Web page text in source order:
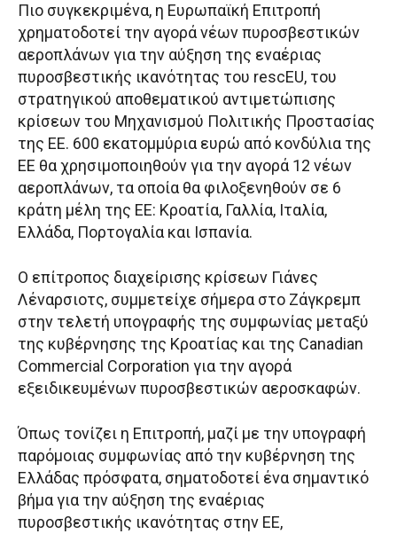
Πιο συγκεκριμένα, η Ευρωπαϊκή Επιτροπή
χρηματοδοτεί την αγορά νέων πυροσβεστικών
αεροπλάνων για την αύξηση της εναέριας
πυροσβεστικής ικανότητας του rescEU, του
στρατηγικού αποθεματικού αντιμετώπισης
κρίσεων του Μηχανισμού Πολιτικής Προστασίας
της ΕΕ. 600 εκατομμύρια ευρώ από κονδύλια της
ΕΕ θα χρησιμοποιηθούν για την αγορά 12 νέων
αεροπλάνων, τα οποία θα φιλοξενηθούν σε 6
κράτη μέλη της ΕΕ: Κροατία, Γαλλία, Ιταλία,
Ελλάδα, Πορτογαλία και Ισπανία.
Ο επίτροπος διαχείρισης κρίσεων Γιάνες
Λέναρσιοτς, συμμετείχε σήμερα στο Ζάγκρεμπ
στην τελετή υπογραφής της συμφωνίας μεταξύ
της κυβέρνησης της Κροατίας και της Canadian
Commercial Corporation για την αγορά
εξειδικευμένων πυροσβεστικών αεροσκαφών.
Όπως τονίζει η Επιτροπή, μαζί με την υπογραφή
παρόμοιας συμφωνίας από την κυβέρνηση της
Ελλάδας πρόσφατα, σηματοδοτεί ένα σημαντικό
βήμα για την αύξηση της εναέριας
πυροσβεστικής ικανότητας στην ΕΕ,